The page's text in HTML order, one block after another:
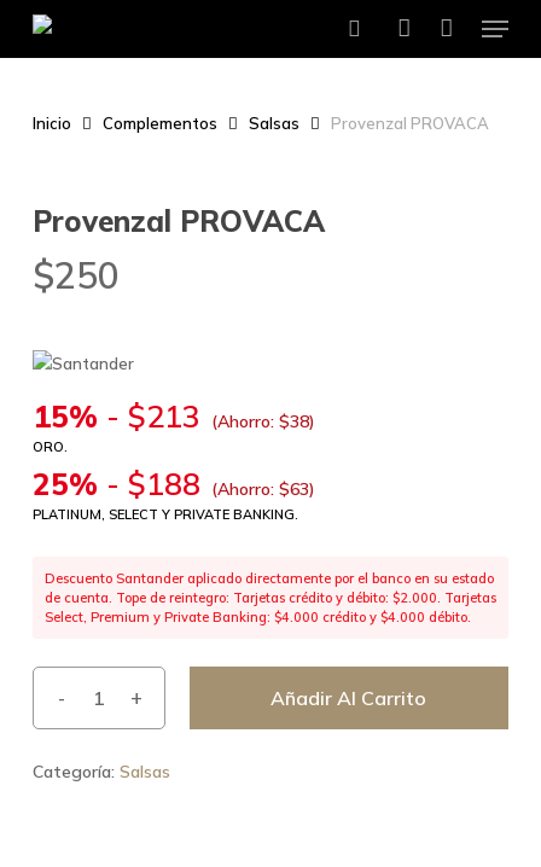
searchaccount
Menu
Inicio Complementos Salsas Provenzal PROVACA
Provenzal PROVACA
$250
15% - $213 (Ahorro: $38)
ORO.
25% - $188 (Ahorro: $63)
PLATINUM, SELECT Y PRIVATE BANKING.
Descuento Santander aplicado directamente por el banco en su estado
de cuenta. Tope de reintegro: Tarjetas crédito y débito: $2.000. Tarjetas
Select, Premium y Private Banking: $4.000 crédito y $4.000 débito.
Añadir Al Carrito
Categoría: Salsas